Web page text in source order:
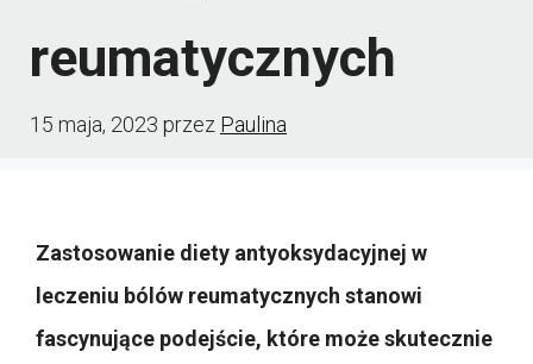
reumatycznych
15 maja, 2023 przez Paulina
Zastosowanie diety antyoksydacyjnej w
leczeniu bólów reumatycznych stanowi
fascynujące podejście, które może skutecznie